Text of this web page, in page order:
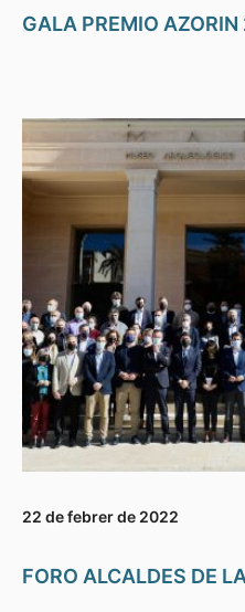
GALA PREMIO
22 de febrer de 2022
FORO ALCALDES DE